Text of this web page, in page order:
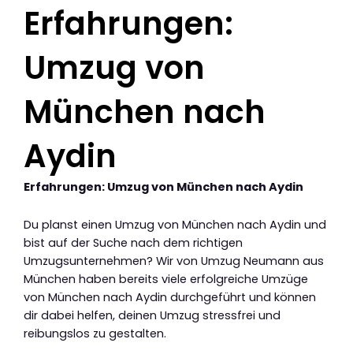
Erfahrungen:
Umzug von
München nach
Aydin
Erfahrungen: Umzug von München nach Aydin
Du planst einen Umzug von München nach Aydin und
bist auf der Suche nach dem richtigen
Umzugsunternehmen? Wir von Umzug Neumann aus
München haben bereits viele erfolgreiche Umzüge
von München nach Aydin durchgeführt und können
dir dabei helfen, deinen Umzug stressfrei und
reibungslos zu gestalten.